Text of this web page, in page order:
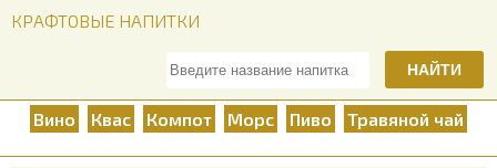
КРАФТОВЫЕ НАПИТКИ
НАЙТИ
Вино Квас Компот Морс Пиво Травяной чай